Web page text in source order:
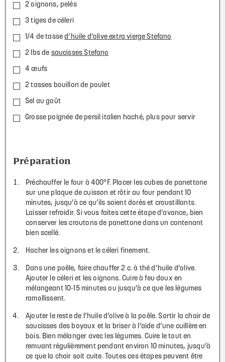
2 oignons, pelés
3 tiges de céleri
1/4 de tassed’huile d’olive extra vierge Stefano
2 lbs de saucisses Stefano
4 œufs
2 tasses bouillon de poulet
Sel au goût
Grosse poignée de persil italien haché, plus pour servir
Préparation
Préchauffer le four à 400°F. Placer les cubes de panettone
sur une plaque de cuisson et rôtir au four pendant 10
minutes, jusqu’à ce qu’ils soient dorés et croustillants.
Laisser refroidir. Si vous faites cette étape d’avance, bien
conserver les croutons de panettone dans un contenant
bien scellé.
Hacher les oignons et le céleri finement.
Dans une poêle, faire chauffer 2 c. à thé d’huile d’olive.
Ajouter le céleri et les oignons. Cuire à feu doux en
mélangeant 10-15 minutes ou jusqu’à ce que les légumes
ramollissent.
Ajouter le reste de l’huile d’olive à la poêle. Sortir la chair de
saucisses des boyaux et la briser à l’aide d’une cuillère en
bois. Bien mélanger avec les légumes. Cuire le tout en
remuant régulièrement pendant environ 10 minutes, jusqu’à
ce que la chair soit cuite. Toutes ces étapes peuvent être